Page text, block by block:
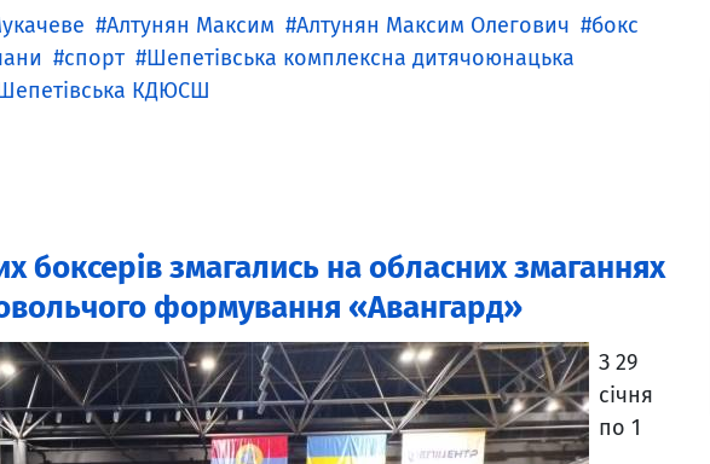
Алтунян Максим Алтунян Максим Олегович
бокс
спорт
Шепетівська комплексна дитячоюнацька
КДЮСШ
боксерів змагались на обласних змаганнях
формування «Авангард»
З 29
січня
по 1